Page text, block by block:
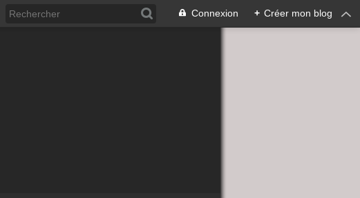
Connexion + Créer mon blog